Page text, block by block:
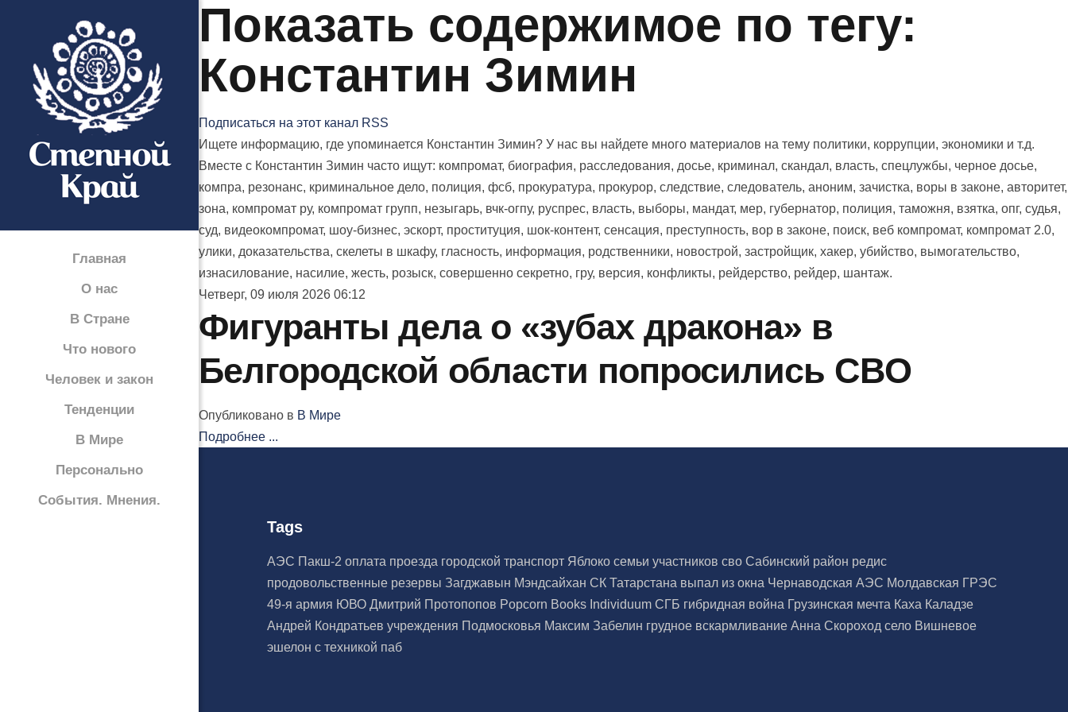
Главная
О нас
В Стране
Что нового
Человек и закон
Тенденции
В Мире
Персонально
События. Мнения.
Показать содержимое по тегу:
Константин Зимин
Подписаться на этот канал RSS
Ищете информацию, где упоминается Константин Зимин? У нас вы найдете много материалов на тему политики, коррупции, экономики и т.д.
Вместе с Константин Зимин часто ищут: компромат, биография, расследования, досье, криминал, скандал, власть, спецлужбы, черное досье,
компра, резонанс, криминальное дело, полиция, фсб, прокуратура, прокурор, следствие, следователь, аноним, зачистка, воры в законе, авторитет,
зона, компромат ру, компромат групп, незыгарь, вчк-огпу, руспрес, власть, выборы, мандат, мер, губернатор, полиция, таможня, взятка, опг, судья,
суд, видеокомпромат, шоу-бизнес, эскорт, проституция, шок-контент, сенсация, преступность, вор в законе, поиск, веб компромат, компромат 2.0,
улики, доказательства, скелеты в шкафу, гласность, информация, родственники, новострой, застройщик, хакер, убийство, вымогательство,
изнасилование, насилие, жесть, розыск, совершенно секретно, гру, версия, конфликты, рейдерство, рейдер, шантаж.
Четверг, 09 июля 2026 06:12
Фигуранты дела о «зубах дракона» в
Белгородской области попросились СВО
Опубликовано в В Мире
Подробнее ...
Tags
АЭС Пакш-2оплата проезда городской транспорт Яблокосемьи участников своСабинский район редис
продовольственные резервыЗагджавын МэндсайханСК Татарстана выпал из окна Чернаводская АЭС Молдавская ГРЭС
49-я армия ЮВОДмитрий Протопопов Popcorn Books IndividuumСГБ гибридная война Грузинская мечта Каха Каладзе
Андрей Кондратьевучреждения Подмосковья Максим Забелин грудное вскармливаниеАнна Скороходсело Вишневое
эшелон с техникой паб